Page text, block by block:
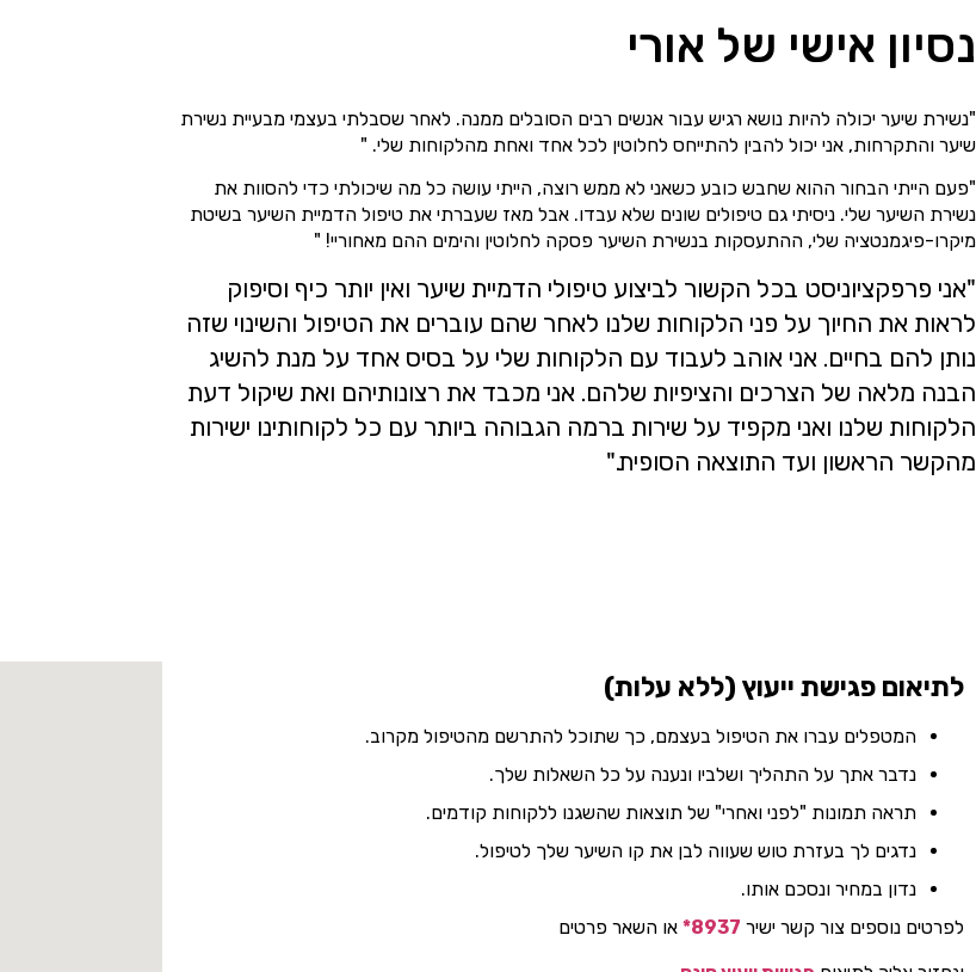
נסיון אישי של אורי
"נשירת שיער יכולה להיות נושא רגיש עבור אנשים רבים הסובלים ממנה. לאחר שסבלתי בעצמי מבעיית נשירת
שיער והתקרחות, אני יכול להבין להתייחס לחלוטין לכל אחד ואחת מהלקוחות שלי. "
"פעם הייתי הבחור ההוא שחבש כובע כשאני לא ממש רוצה, הייתי עושה כל מה שיכולתי כדי להסוות את
נשירת השיער שלי. ניסיתי גם טיפולים שונים שלא עבדו. אבל מאז שעברתי את טיפול הדמיית השיער בשיטת
מיקרו-פיגמנטציה שלי, ההתעסקות בנשירת השיער פסקה לחלוטין והימים ההם מאחוריי! "
"אני פרפקציוניסט בכל הקשור לביצוע טיפולי הדמיית שיער ואין יותר כיף וסיפוק
לראות את החיוך על פני הלקוחות שלנו לאחר שהם עוברים את הטיפול והשינוי שזה
נותן להם בחיים. אני אוהב לעבוד עם הלקוחות שלי על בסיס אחד על מנת להשיג
הבנה מלאה של הצרכים והציפיות שלהם. אני מכבד את רצונותיהם ואת שיקול דעת
הלקוחות שלנו ואני מקפיד על שירות ברמה הגבוהה ביותר עם כל לקוחותינו ישירות
מהקשר הראשון ועד התוצאה הסופית."
לתיאום פגישת ייעוץ (ללא עלות)
המטפלים עברו את הטיפול בעצמם, כך שתוכל להתרשם מהטיפול מקרוב.
נדבר אתך על התהליך ושלביו ונענה על כל השאלות שלך.
תראה תמונות "לפני ואחרי" של תוצאות שהשגנו ללקוחות קודמים.
נדגים לך בעזרת טוש שעווה לבן את קו השיער שלך לטיפול.
נדון במחיר ונסכם אותו.
לפרטים נוספים צור קשר ישיר 8937* או השאר פרטים